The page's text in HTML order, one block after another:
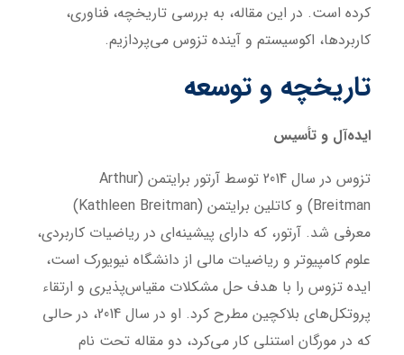
کرده است. در این مقاله، به بررسی تاریخچه، فناوری،
کاربردها، اکوسیستم و آینده تزوس می‌پردازیم.
تاریخچه و توسعه
ایده‌آل و تأسیس
تزوس در سال 2014 توسط آرتور برایتمن (Arthur
Breitman) و کاتلین برایتمن (Kathleen Breitman)
معرفی شد. آرتور، که دارای پیشینه‌ای در ریاضیات کاربردی،
علوم کامپیوتر و ریاضیات مالی از دانشگاه نیویورک است،
ایده تزوس را با هدف حل مشکلات مقیاس‌پذیری و ارتقاء
پروتکل‌های بلاکچین مطرح کرد. او در سال 2014، در حالی
که در مورگان استنلی کار می‌کرد، دو مقاله تحت نام